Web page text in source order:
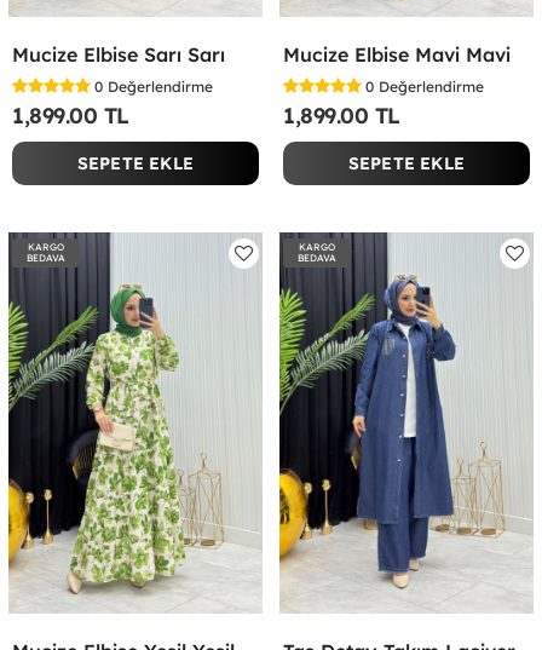
Mucize Elbise Sarı Sarı
0 Değerlendirme
1,899.00 TL
SEPETE EKLE
Mucize Elbise Mavi Mavi
0 Değerlendirme
1,899.00 TL
SEPETE EKLE
KARGO
BEDAVA
KARGO
BEDAVA